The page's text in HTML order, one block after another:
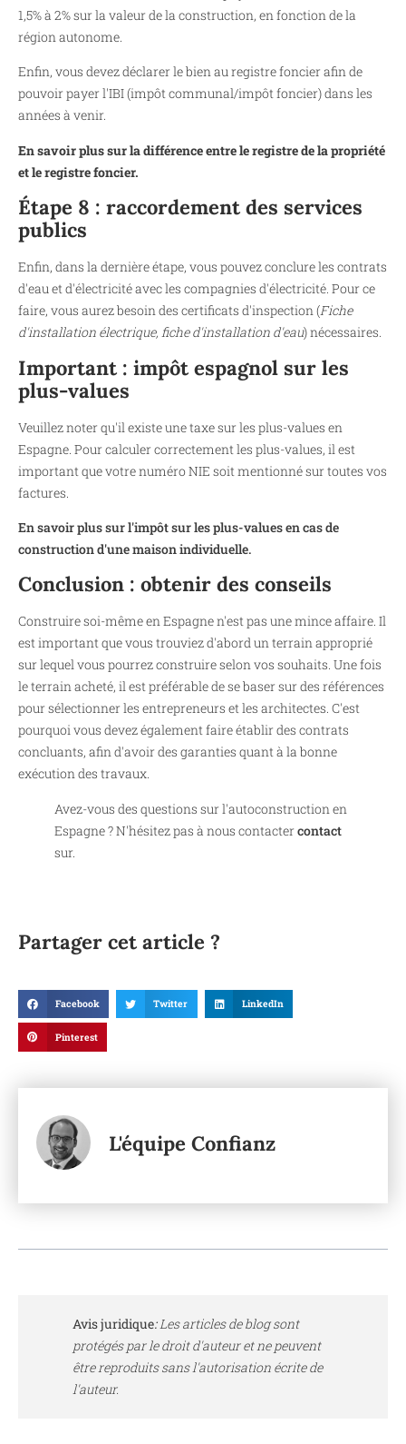
1,5% à 2% sur la valeur de la construction, en fonction de la
région autonome.
Enfin, vous devez déclarer le bien au registre foncier afin de
pouvoir payer l'IBI (impôt communal/impôt foncier) dans les
années à venir.
En savoir plus sur la différence entre le registre de la propriété
et le registre foncier.
Étape 8 : raccordement des services
publics
Enfin, dans la dernière étape, vous pouvez conclure les contrats
d'eau et d'électricité avec les compagnies d'électricité. Pour ce
faire, vous aurez besoin des certificats d'inspection (Fiche
d'installation électrique, fiche d'installation d'eau) nécessaires.
Important : impôt espagnol sur les
plus-values
Veuillez noter qu'il existe une taxe sur les plus-values en
Espagne. Pour calculer correctement les plus-values, il est
important que votre numéro NIE soit mentionné sur toutes vos
factures.
En savoir plus sur l'impôt sur les plus-values en cas de
construction d'une maison individuelle.
Conclusion : obtenir des conseils
Construire soi-même en Espagne n'est pas une mince affaire. Il
est important que vous trouviez d'abord un terrain approprié
sur lequel vous pourrez construire selon vos souhaits. Une fois
le terrain acheté, il est préférable de se baser sur des références
pour sélectionner les entrepreneurs et les architectes. C'est
pourquoi vous devez également faire établir des contrats
concluants, afin d'avoir des garanties quant à la bonne
exécution des travaux.
Avez-vous des questions sur l'autoconstruction en
Espagne ? N'hésitez pas à nous contactercontact
sur.
Partager cet article ?
Facebook Twitter LinkedIn
Pinterest
L'équipe Confianz
Avis juridique:Les articles de blog sont
protégés par le droit d'auteur et ne peuvent
être reproduits sans l'autorisation écrite de
l'auteur.